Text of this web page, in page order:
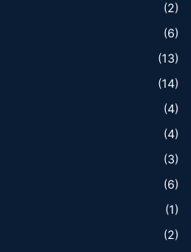
(2)
(6)
(13)
(14)
(4)
(4)
(3)
(6)
(1)
(2)